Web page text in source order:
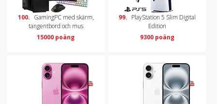
100. GamingPC med skärm,
tangentbord och mus
15000 poäng
99. PlayStation 5 Slim Digital
Edition
9300 poäng